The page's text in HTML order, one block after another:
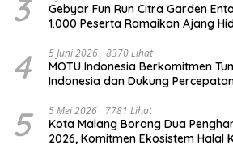
3
Gebyar Fun Run Citra Garden
1.000 Peserta Ramaikan Ajang
4 5 Juni 2026 8370 Lihat
MOTU Indonesia Berkomitmen
Indonesia dan Dukung
5 5 Mei 2026 7781 Lihat
Kota Malang Borong Dua
2026, Komitmen Ekosistem Halal